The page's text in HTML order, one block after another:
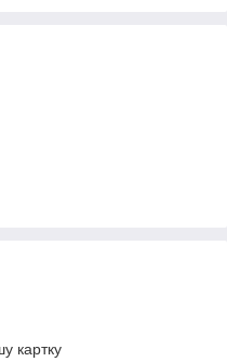
картку